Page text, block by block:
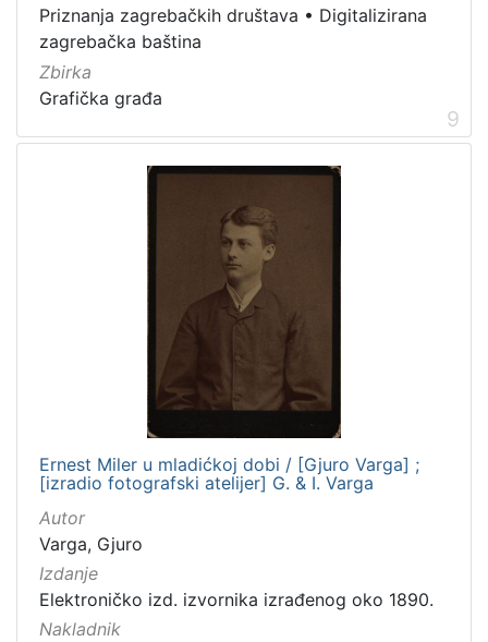
Priznanja zagrebačkih društava • Digitalizirana
zagrebačka baština
Zbirka
Grafička građa
9
Ernest Miler u mladićkoj dobi / [Gjuro Varga] ;
[izradio fotografski atelijer] G. & I. Varga
Autor
Varga, Gjuro
Izdanje
Elektroničko izd. izvornika izrađenog oko 1890.
Nakladnik